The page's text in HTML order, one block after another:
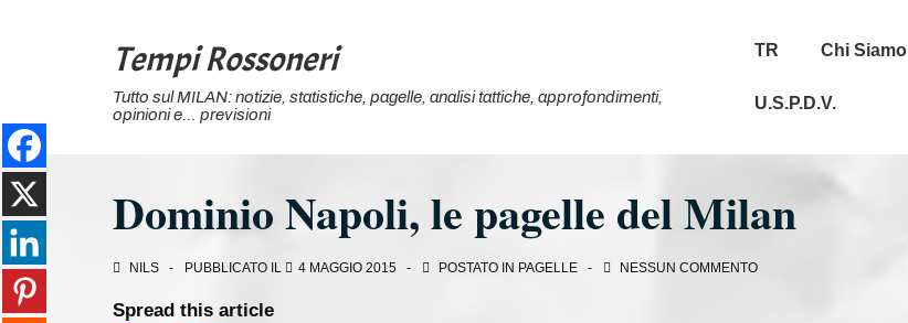
principale
Tempi Rossoneri
Tutto sul MILAN: notizie, statistiche, pagelle, analisi tattiche, approfondimenti,
opinioni e… previsioni
Menu
TR Chi Siamo
U.S.P.D.V.
Dominio Napoli, le pagelle del Milan
NILS PUBBLICATO IL 4 MAGGIO 2015 POSTATO IN PAGELLE NESSUN COMMENTO
Spread this article